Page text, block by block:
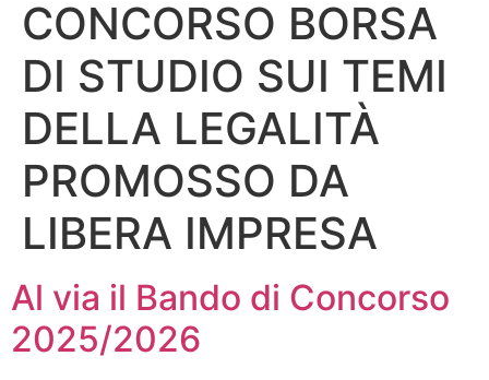
CONCORSO BORSA
DI STUDIO SUI TEMI
DELLA LEGALITÀ
PROMOSSO DA
LIBERA IMPRESA
Al via il Bando di Concorso
2025/2026